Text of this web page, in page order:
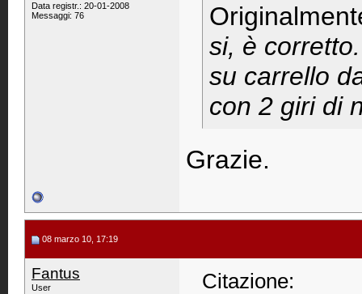
Data registr.: 20-01-2008
Messaggi: 76
si, è
su carrello
con 2 giri di
Grazie.
08 marzo 10, 17:19
Fantus
User Citazione: